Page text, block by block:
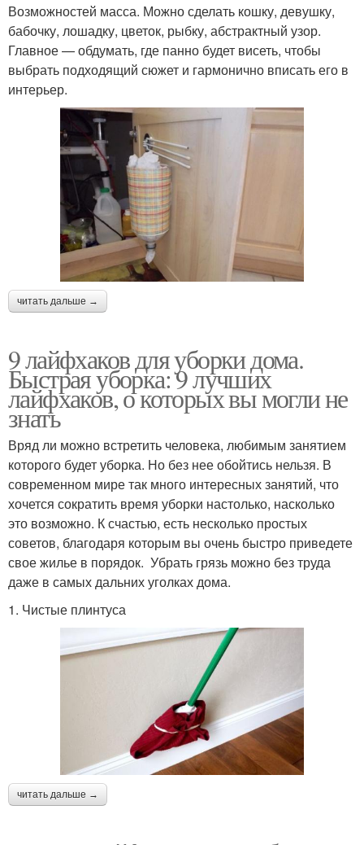
Возможностей масса. Можно сделать кошку, девушку,
бабочку, лошадку, цветок, рыбку, абстрактный узор.
Главное — обдумать, где панно будет висеть, чтобы
выбрать подходящий сюжет и гармонично вписать его в
интерьер.
читать дальше →
9 лайфхаков для уборки дома.
Быстрая уборка: 9 лучших
лайфхаков, о которых вы могли не
знать
Вряд ли можно встретить человека, любимым занятием
которого будет уборка. Но без нее обойтись нельзя. В
современном мире так много интересных занятий, что
хочется сократить время уборки настолько, насколько
это возможно. К счастью, есть несколько простых
советов, благодаря которым вы очень быстро приведете
свое жилье в порядок. Убрать грязь можно без труда
даже в самых дальних уголках дома.
1. Чистые плинтуса
читать дальше →